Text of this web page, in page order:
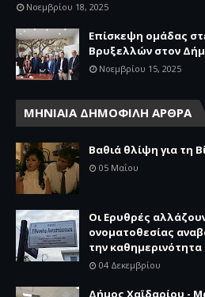
Νοεμβρίου 18, 2025
Επίσκεψη ομάδας
Βρυξελλών στον
Νοεμβρίου 15, 2025
ΜΗΝΙΑΙΑ ΔΗΜΟΦΙΛΗ ΑΡΘΡΑ
Βαθιά θλίψη για τη
05 Μαΐου
Οι Ερυθρές
ονοματοθεσίας
την
04 Δεκεμβρίου
Δήμος Χαϊδαρίου -